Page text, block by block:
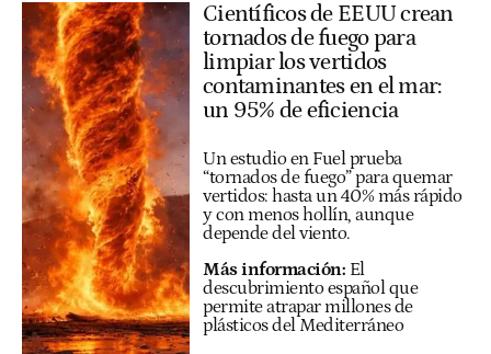
Científicos de EEUU crean
tornados de fuego para
limpiar los vertidos
contaminantes en el mar:
un 95% de eficiencia
Un estudio en Fuel prueba
“tornados de fuego” para quemar
vertidos: hasta un 40% más rápido
y con menos hollín, aunque
depende del viento.
Más información: El
descubrimiento español que
permite atrapar millones de
plásticos del Mediterráneo